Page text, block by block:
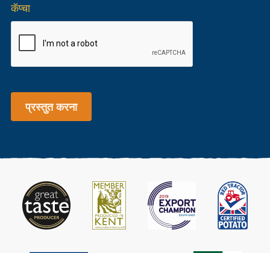
कॅप्चा